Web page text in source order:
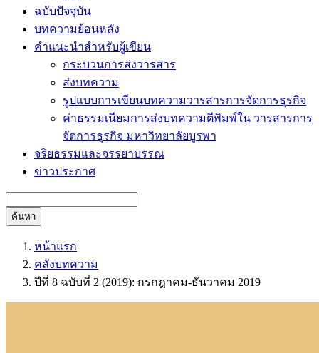
ฉบับปัจจุบัน
บทความย้อนหลัง
คำแนะนำสำหรับผู้เขียน
กระบวนการส่งวารสาร
ส่งบทความ
รูปแบบการเขียนบทความวารสารการจัดการธุรกิจ
ค่าธรรมเนียมการส่งบทความตีพิมพ์ใน วารสารการ
จัดการธุรกิจ มหาวิทยาลัยบูรพา
จริยธรรมและจรรยาบรรณ
ข่าวประกาศ
ค้นหา
หน้าแรก
คลังบทความ
ปีที่ 8 ฉบับที่ 2 (2019): กรกฎาคม-ธันวาคม 2019